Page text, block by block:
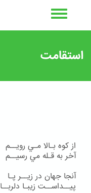
استقامت
از كوه بـالا مـي رويــم
آخر به قـله مي رسيــم
آنجا جهان در زيــر پـا
پيــداســت زيبـا دلربــا